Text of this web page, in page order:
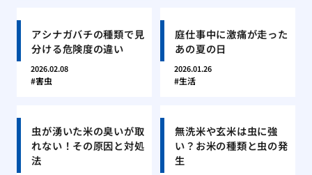
アシナガバチの種類で見
分ける危険度の違い
2026.02.08
害虫
庭仕事中に激痛が走った
あの夏の日
2026.01.26
生活
虫が湧いた米の臭いが取
れない！その原因と対処
法
無洗米や玄米は虫に強
い？お米の種類と虫の発
生